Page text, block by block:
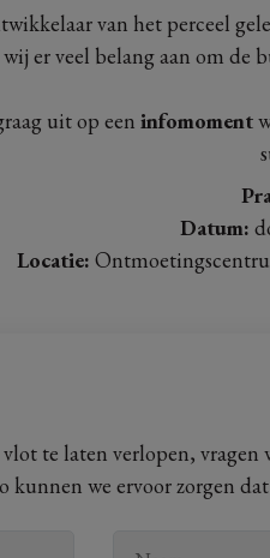
van het perceel
er veel belang aan om de
uit op een infomoment
Datum:
Locatie:
te laten verlopen, vragen
kunnen we ervoor zorgen